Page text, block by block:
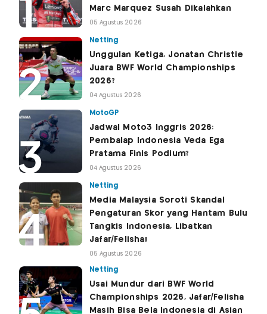
Marc Marquez Susah Dikalahkan
05 Agustus 2026
Netting
Unggulan Ketiga, Jonatan Christie
Juara BWF World Championships
2026?
04 Agustus 2026
MotoGP
Jadwal Moto3 Inggris 2026:
Pembalap Indonesia Veda Ega
Pratama Finis Podium?
04 Agustus 2026
Netting
Media Malaysia Soroti Skandal
Pengaturan Skor yang Hantam Bulu
Tangkis Indonesia, Libatkan
Jafar/Felisha!
05 Agustus 2026
Netting
Usai Mundur dari BWF World
Championships 2026, Jafar/Felisha
Masih Bisa Bela Indonesia di Asian